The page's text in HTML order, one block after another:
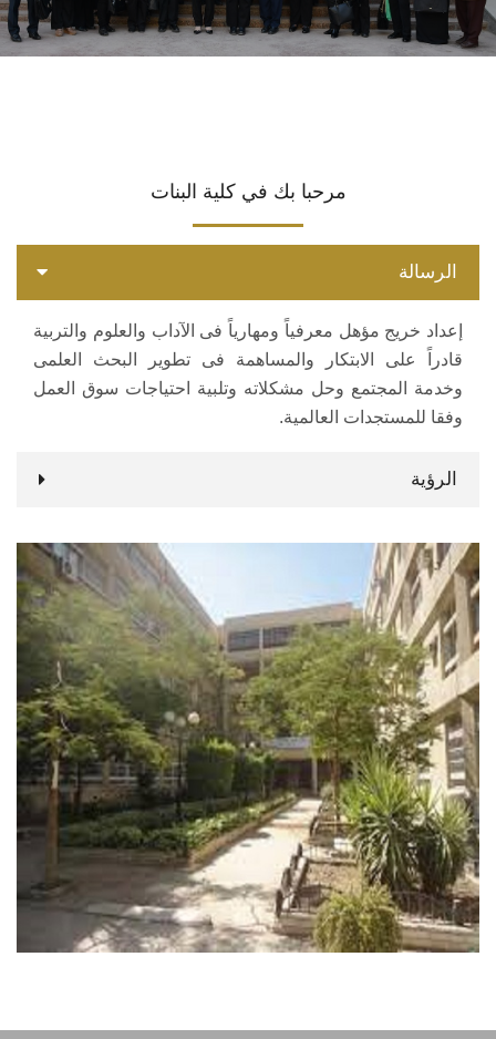
الاقسام
مرحبا بك في كلية البنات
الرسالة
إعداد خريج مؤهل معرفياً ومهارياً فى الآداب والعلوم والتربية
قادراً على الابتكار والمساهمة فى تطوير البحث العلمى
وخدمة المجتمع وحل مشكلاته وتلبية احتياجات سوق العمل
وفقا للمستجدات العالمية.
الرؤية